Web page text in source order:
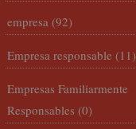
empresa (92)
Empresa responsable (11)
Empresas Familiarmente
Responsables (0)